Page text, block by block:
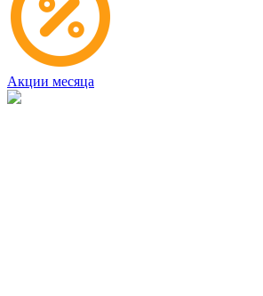
Акции месяца